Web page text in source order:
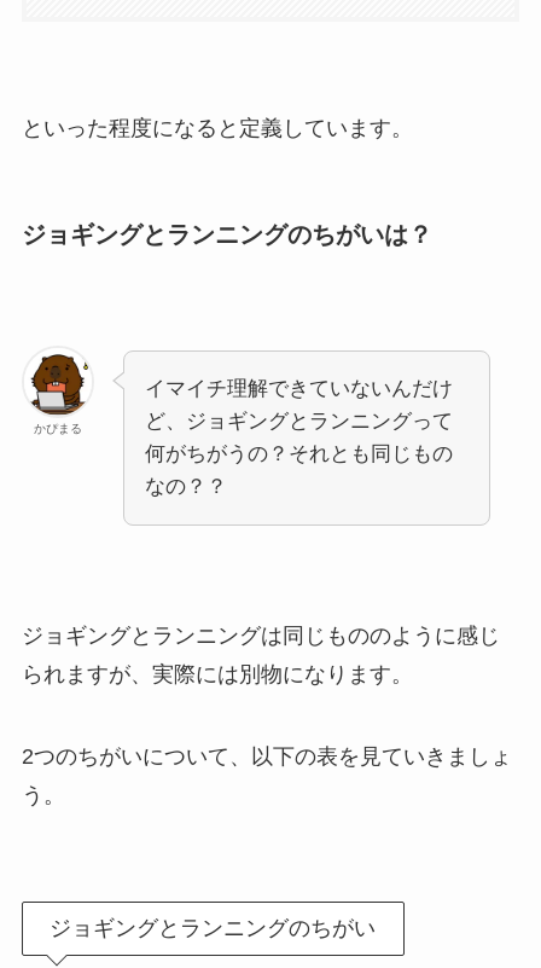
といった程度になると定義しています。
ジョギングとランニングのちがいは？
かぴまる
イマイチ理解できていないんだけ
ど、ジョギングとランニングって
何がちがうの？それとも同じもの
なの？？
ジョギングとランニングは同じもののように感じ
られますが、実際には別物になります。
2つのちがいについて、以下の表を見ていきましょ
う。
ジョギングとランニングのちがい